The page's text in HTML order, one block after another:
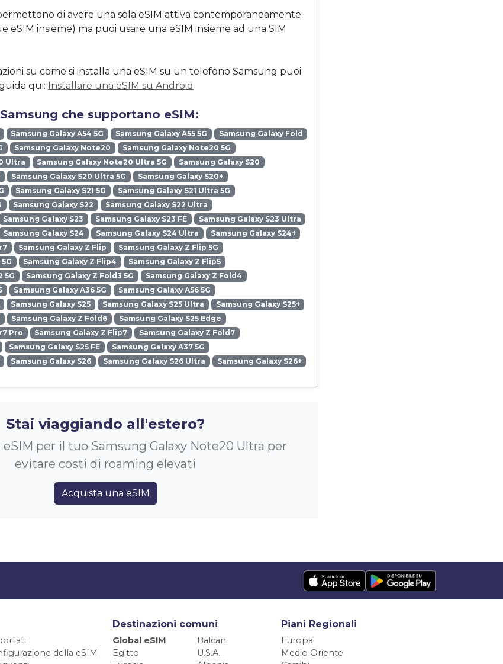
di avere una sola eSIM attiva contemporaneamente
eSIM insieme) ma puoi usare una eSIM insieme ad una SIM
su come si installa una eSIM su un telefono Samsung puoi
qui: Installare una eSIM su Android
che supportano eSIM:
Samsung Galaxy A54 5G Samsung Galaxy A55 5G
Samsung Galaxy Fold
Samsung Galaxy Note20
Samsung Galaxy Note20 5G
Ultra
Samsung Galaxy Note20 Ultra 5G
Samsung Galaxy S20
Samsung Galaxy S20 Ultra 5G
Samsung Galaxy S20+
Samsung Galaxy S21 5G
Samsung Galaxy S21 Ultra 5G
Samsung Galaxy S22
Samsung Galaxy S22 Ultra
Samsung Galaxy S23 Samsung Galaxy S23 FE
Samsung Galaxy S23 Ultra
Samsung Galaxy S24 Samsung Galaxy S24 Ultra
Samsung Galaxy S24+
Samsung Galaxy Z Flip
Samsung Galaxy Z Flip 5G
Samsung Galaxy Z Flip4
Samsung Galaxy Z Flip5
5G
Samsung Galaxy Z Fold3 5G
Samsung Galaxy Z Fold4
Samsung Galaxy A36 5G
Samsung Galaxy A56 5G
Samsung Galaxy S25 Samsung Galaxy S25 Ultra
Samsung Galaxy S25+
Samsung Galaxy Z Fold6
Samsung Galaxy S25 Edge
Pro
Samsung Galaxy Z Flip7
Samsung Galaxy Z Fold7
Samsung Galaxy S25 FE
Samsung Galaxy A37 5G
Samsung Galaxy S26 Samsung Galaxy S26 Ultra Samsung Galaxy S26+
Stai viaggiando all'estero?
per il tuo Samsung Galaxy Note20 Ultra per
evitare costi di roaming elevati
Acquista una eSIM
della eSIM
Destinazioni comuni
Global eSIM
Balcani
Egitto
U.S.A.
Piani Regionali
Europa
Medio Oriente